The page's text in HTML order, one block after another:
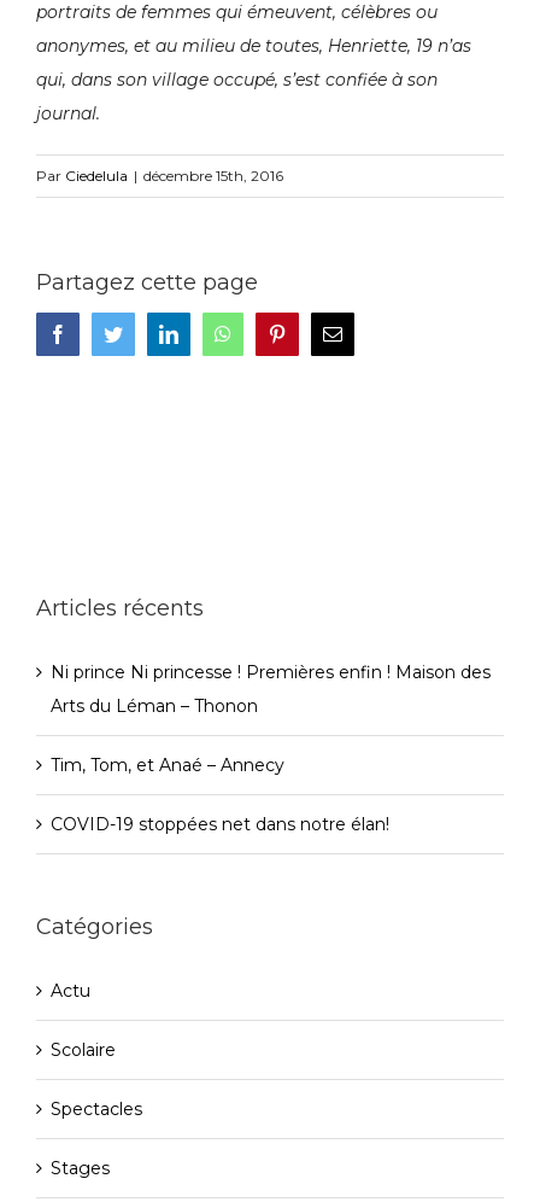
portraits de femmes qui émeuvent, célèbres ou
anonymes, et au milieu de toutes, Henriette, 19 n’as
qui, dans son village occupé, s’est confiée à son
journal.
Par Ciedelula | décembre 15th, 2016
Partagez cette page
FacebookTwitterLinkedInWhatsAppPinterestEmail
Articles récents
Ni prince Ni princesse ! Premières enfin ! Maison des
Arts du Léman – Thonon
Tim, Tom, et Anaé – Annecy
COVID-19 stoppées net dans notre élan!
Catégories
Actu
Scolaire
Spectacles
Stages